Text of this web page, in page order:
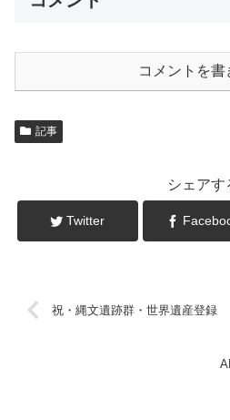
コメントを書
記事
シェアす
Twitter
祝・縄文遺跡群・世界遺産登録